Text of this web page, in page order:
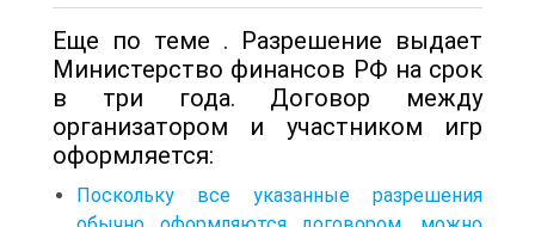
Еще по теме . Разрешение выдает
Министерство финансов РФ на срок
в три года. Договор между
организатором и участником игр
оформляется:
Поскольку все указанные разрешения